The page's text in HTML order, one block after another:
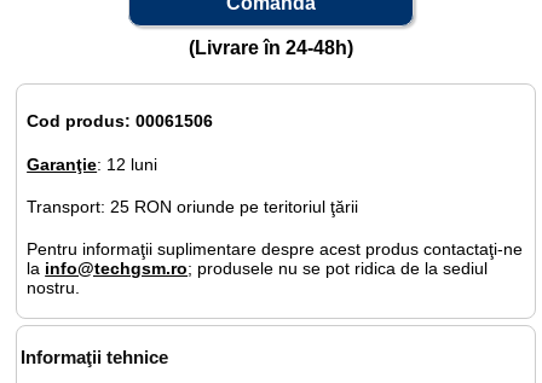
(Livrare în 24-48h)
Cod produs: 00061506
Garanţie: 12 luni
Transport: 25 RON oriunde pe teritoriul ţării
Pentru informaţii suplimentare despre acest produs contactaţi-ne
la info@techgsm.ro; produsele nu se pot ridica de la sediul
nostru.
Informaţii tehnice